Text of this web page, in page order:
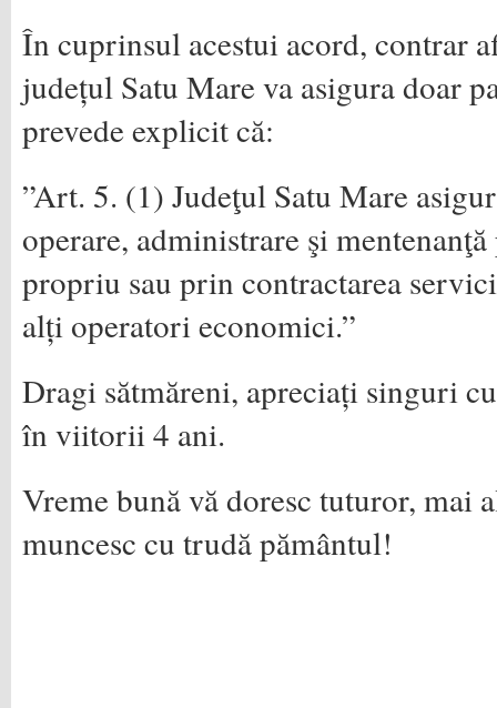
În cuprinsul acestui acord, contrar
județul Satu Mare va asigura doar
prevede explicit că:
”Art. 5. (1) Judeţul Satu Mare
operare, administrare şi
propriu sau prin contractarea
alți operatori economici.”
Dragi sătmăreni, apreciați singuri
în viitorii 4 ani.
Vreme bună vă doresc tuturor, mai
muncesc cu trudă pământul!